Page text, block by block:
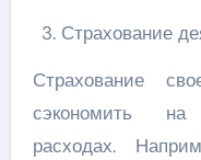
Страхование
Страхование
сэкономить на
расходах.